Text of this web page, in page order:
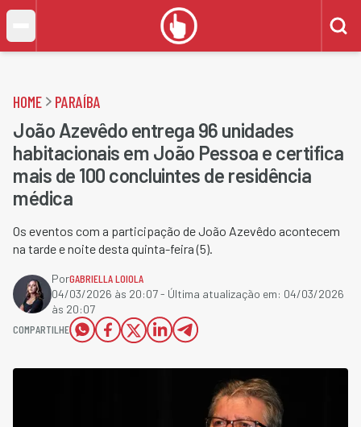
HOME PARAÍBA
João Azevêdo entrega 96 unidades
habitacionais em João Pessoa e certifica
mais de 100 concluintes de residência
médica
Os eventos com a participação de João Azevêdo acontecem
na tarde e noite desta quinta-feira (5).
PorGABRIELLA LOIOLA
04/03/2026 às 20:07- Última atualização em: 04/03/2026
às 20:07
COMPARTILHE